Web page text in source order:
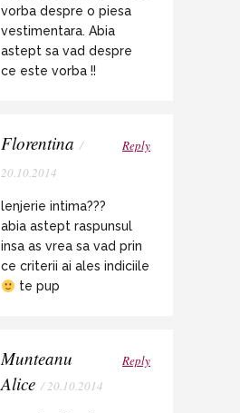
vorba despre o piesa
vestimentara. Abia
astept sa vad despre
ce este vorba !!
Florentina /
20.10.2014
Reply
lenjerie intima???
abia astept raspunsul
insa as vrea sa vad prin
ce criterii ai ales indiciile
te pup
Munteanu
Alice / 20.10.2014
Reply